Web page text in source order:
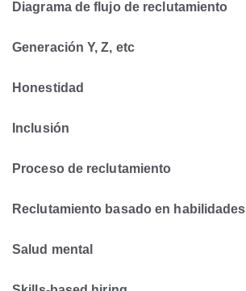
Diagrama de flujo de reclutamiento
Generación Y, Z, etc
Honestidad
Inclusión
Proceso de reclutamiento
Reclutamiento basado en habilidades
Salud mental